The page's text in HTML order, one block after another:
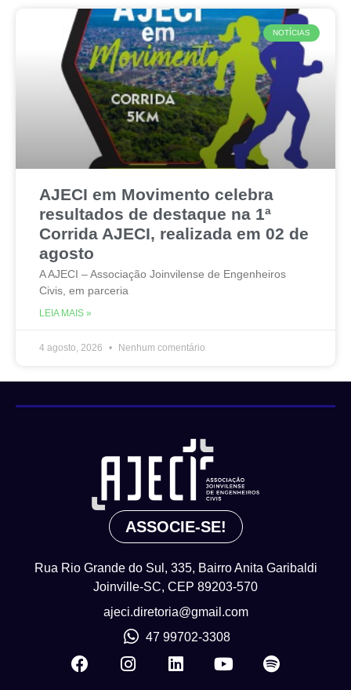
NOTÍCIAS
AJECI em Movimento celebra
resultados de destaque na 1ª
Corrida AJECI, realizada em 02 de
agosto
A AJECI – Associação Joinvilense de Engenheiros
Civis, em parceria
LEIA MAIS »
4 agosto, 2026 Nenhum comentário
ASSOCIE-SE!
Rua Rio Grande do Sul, 335, Bairro Anita Garibaldi
Joinville-SC, CEP 89203-570
ajeci.diretoria@gmail.com
47 99702-3308